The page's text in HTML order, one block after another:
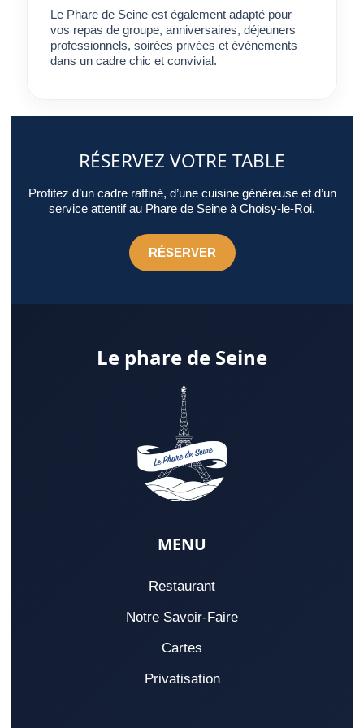
Le Phare de Seine est également adapté pour
vos repas de groupe, anniversaires, déjeuners
professionnels, soirées privées et événements
dans un cadre chic et convivial.
RÉSERVEZ VOTRE TABLE
Profitez d’un cadre raffiné, d’une cuisine généreuse et d’un
service attentif au Phare de Seine à Choisy-le-Roi.
RÉSERVER
Le phare de Seine
MENU
Restaurant
Notre Savoir-Faire
Cartes
Privatisation